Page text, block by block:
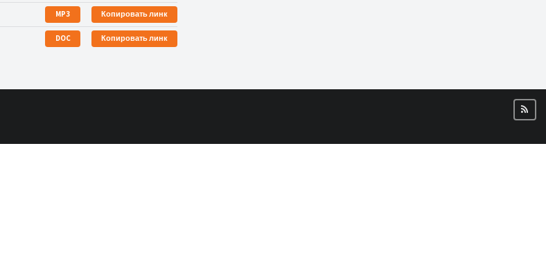
MP3 Копировать линк
DOC Копировать линк